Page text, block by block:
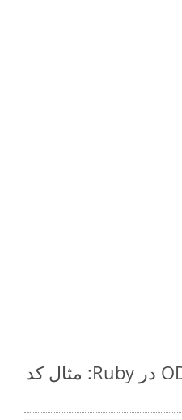
نحوه تبدیل ODP to RTF در Ruby: مثال کد